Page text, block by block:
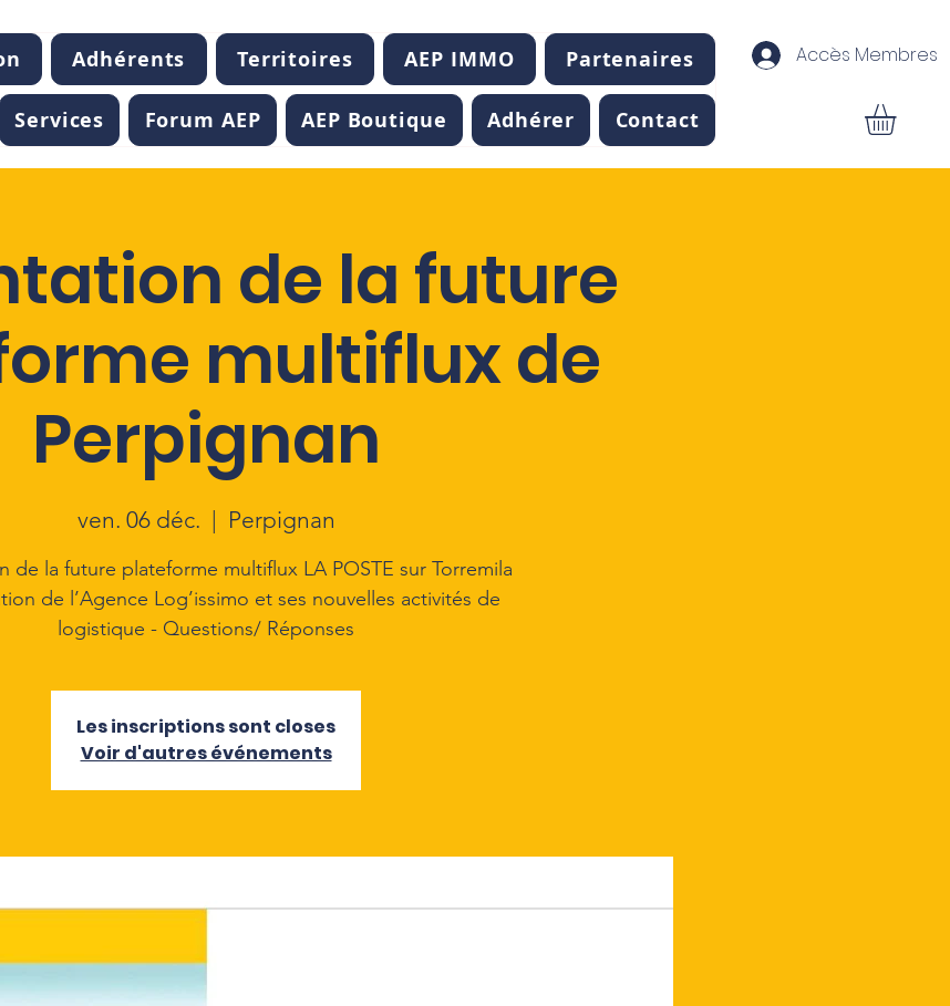
Adhérents Territoires AEP IMMO Partenaires
Services Forum AEP AEP Boutique Adhérer Contact
Accès Membres
de la future
multiflux de
Perpignan
ven. 06 déc.
  |
Perpignan
de la future plateforme multiflux LA POSTE sur Torremila
de l’Agence Log’issimo et ses nouvelles activités de
logistique - Questions/ Réponses
Les inscriptions sont closes
Voir d'autres événements